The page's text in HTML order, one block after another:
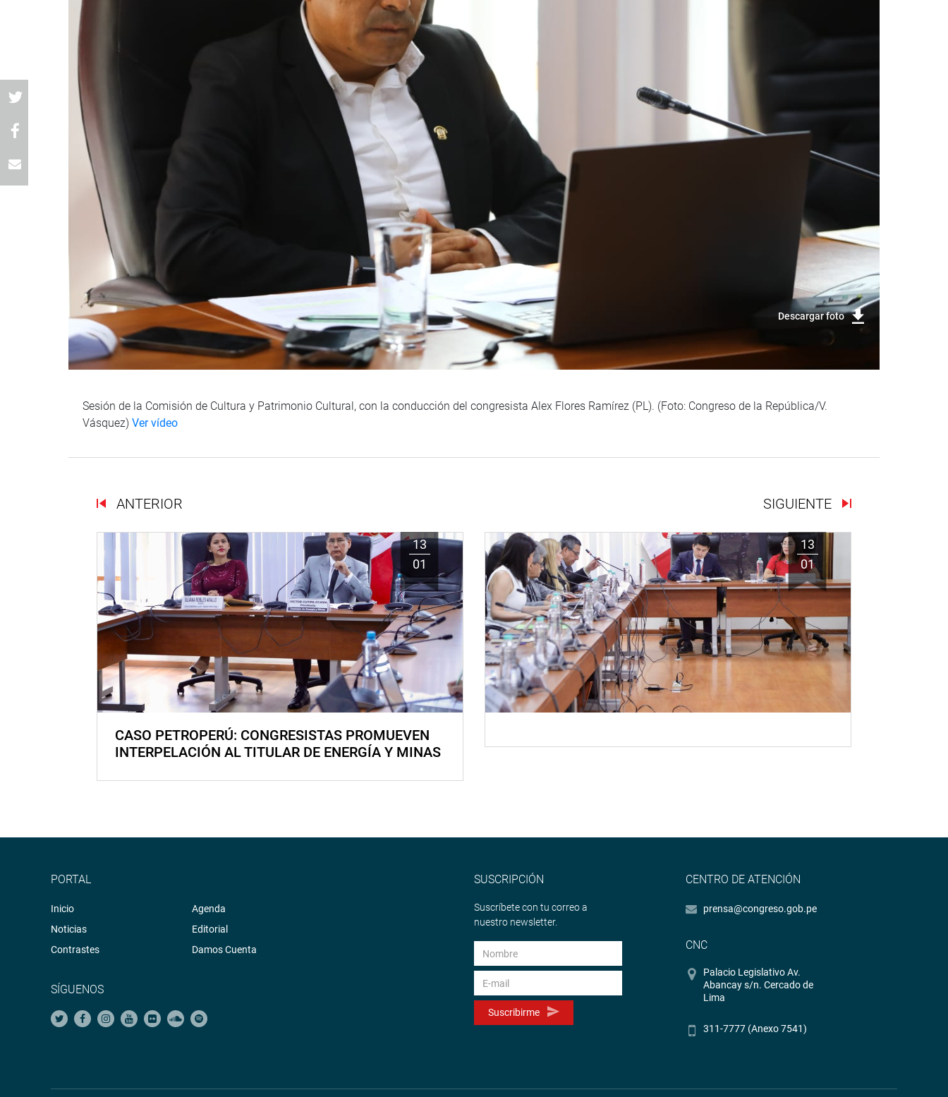
Descargar foto
Sesión de la Comisión de Cultura y Patrimonio Cultural, con la conducción del congresista Alex Flores Ramírez (PL). (Foto: Congreso de la República/V.
Vásquez) Ver vídeo
ANTERIOR SIGUIENTE
13
01
CASO PETROPERÚ: CONGRESISTAS PROMUEVEN
INTERPELACIÓN AL TITULAR DE ENERGÍA Y MINAS
13
01
PORTAL
Inicio
Noticias
Contrastes
Agenda
Editorial
Damos Cuenta
SÍGUENOS
SUSCRIPCIÓN
Suscríbete con tu correo a
nuestro newsletter.
Suscribirme
CENTRO DE ATENCIÓN
prensa@congreso.gob.pe
CNC
Palacio Legislativo Av.
Abancay s/n. Cercado de
Lima
311-7777 (Anexo 7541)